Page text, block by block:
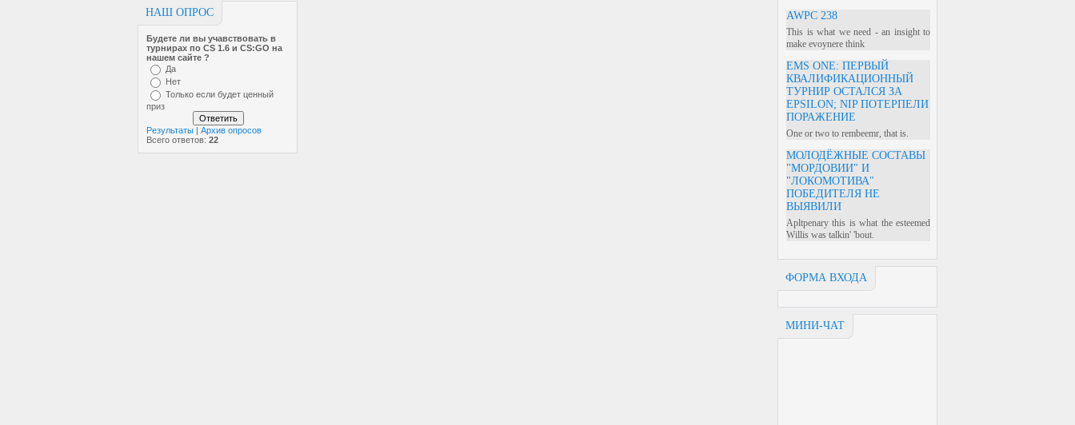
НАШ ОПРОС
Будете ли вы учавствовать в
турнирах по CS 1.6 и CS:GO на
нашем сайте ?
Да
Нет
Только если будет ценный
приз
Результаты | Архив опросов
Всего ответов: 22
AWPC 238
This is what we need - an insight to
make evoynere think
EMS ONE: ПЕРВЫЙ
КВАЛИФИКАЦИОННЫЙ
ТУРНИР ОСТАЛСЯ ЗА
EPSILON; NIP ПОТЕРПЕЛИ
ПОРАЖЕНИЕ
One or two to rembeemr, that is.
МОЛОДЁЖНЫЕ СОСТАВЫ
"МОРДОВИИ" И
"ЛОКОМОТИВА"
ПОБЕДИТЕЛЯ НЕ
ВЫЯВИЛИ
Apltpenary this is what the esteemed
Willis was talkin' 'bout.
ФОРМА ВХОДА
МИНИ-ЧАТ